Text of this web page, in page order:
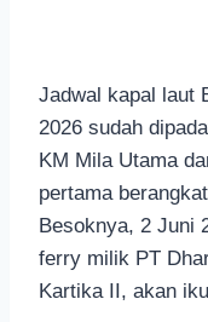
Jadwal kapal laut
2026 sudah
KM Mila Utama
pertama
Besoknya, 2 Juni
ferry milik PT
Kartika II, akan